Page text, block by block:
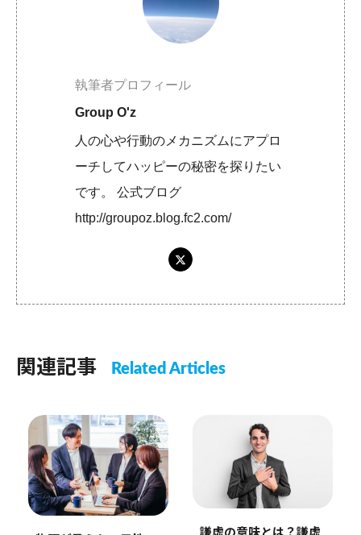
執筆者プロフィール
Group O'z
人の心や行動のメカニズムにアプロ
ーチしてハッピーの秘密を探りたい
です。 公式ブログ
http://groupoz.blog.fc2.com/
関連記事 Related Articles